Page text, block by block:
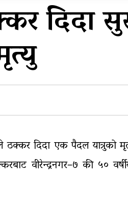
घरमाथिबाट
दिदा
ठक्कर दिदा एक पैदल यात्रुको
वीरेन्द्रनगर–७ की ५०